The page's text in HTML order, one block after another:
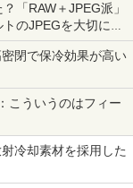
「RAW＋JPEG派」
のJPEGを大切にす
閉で保冷効果が高い
こういうのはフィー
冷却素材を採用した